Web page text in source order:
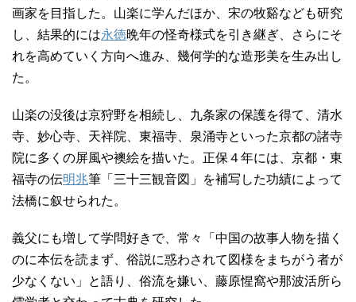
画家を目指した。山楽に学んだほか、宋の牧谿なども研究
し、結果的には永徳晩年の怪奇様式を引き継ぎ、さらにそ
れを高めていく方向へ進み、幾何学的な造形美を生み出し
た。
山楽の没後は京狩野を相続し、九条家の保護を得て、清水
寺、妙心寺、天祥院、東福寺、泉涌寺といった京都の諸寺
院に多くの屏風や襖絵を描いた。正保４年には、京都・東
福寺の伝明兆筆「三十三観音図」を補写した功績によって
法橋に叙せられた。
義父にも増して学問好きで、常々「中国の故事人物を描く
のに本伝を読まず、俗説に惑わされて図様をまちがう者が
少なくない」と語り、俗流を嫌い、藤原惺窩や那波活所ら